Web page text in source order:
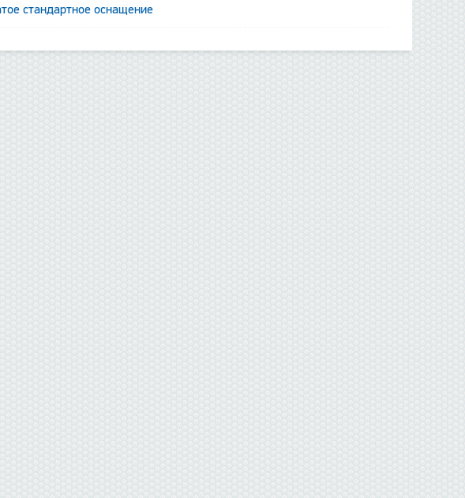
стандартное оснащение